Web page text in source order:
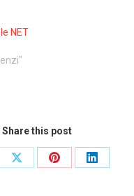
NET
Share this post
Share
Share
Share